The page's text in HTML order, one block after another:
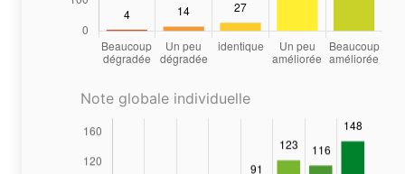
Note globale individuelle